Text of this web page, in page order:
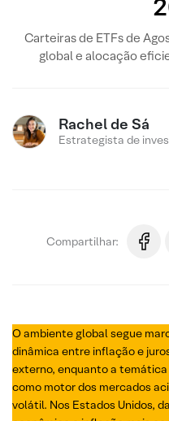
Carteiras de ETFs de
global e alocação
Rachel de Sá
Estrategista de
Compartilhar:
O ambiente global segue
dinâmica entre inflação e
externo, enquanto a
como motor dos mercados
volátil. Nos Estados Unidos,